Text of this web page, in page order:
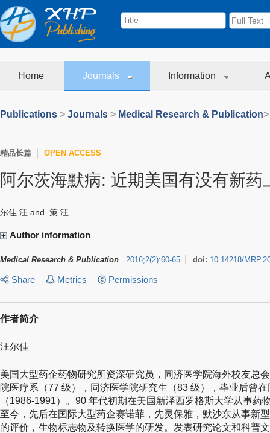
Home Journals Information
Publications > Journals > Medical Research & Publication
精品长篇 OPEN ACCESS
阿尔茨海默病: 近期美国有没有新药
尔佳 汪 and 策 汪
Author information
Medical Research & Publication 2016;2(2):60-65 doi: 10.14218/
Share Metrics Permissions
作者简介
汪尔佳
美国大型药企药物研究所资深研究员，同济医学院海外校友总
院医疗系（77 级），同济医学院研究生（83 级），毕业后曾
（1986-1991）。90 年代初期在美国新泽西罗格斯大学从事药
至今，先后在国际大型药企赛诺菲，先灵保雅，默沙东从事新
的评价，生物标志物及转换医学的研发。发表研究论文和科普